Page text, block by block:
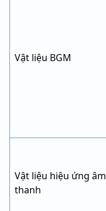
Vật liệu BGM
Vật liệu hiệu ứng âm
thanh